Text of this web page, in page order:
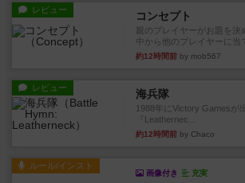
レビュー コンセプト
親のプレイヤーがお題を決
中から他のプレイヤーに当
約12時間前 by mob567
レビュー 海兵隊
1988年にVictory Gamesが
『Leathernec...
約12時間前 by Chaco
ルール/インスト
画像付き 充実